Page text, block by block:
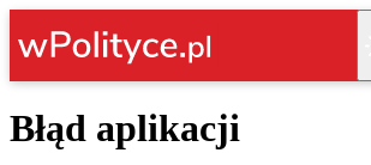
Błąd aplikacji